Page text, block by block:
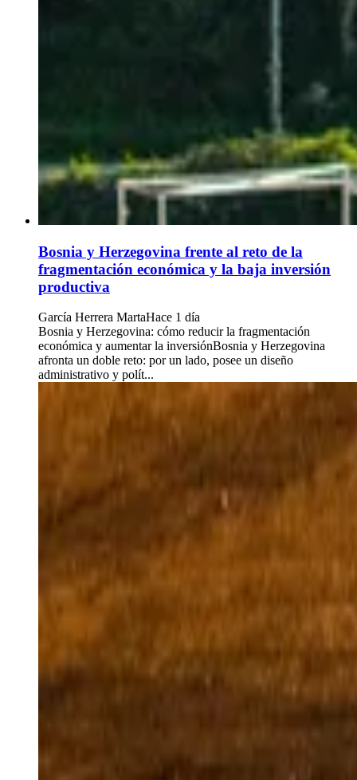
Bosnia y Herzegovina frente al reto de la
fragmentación económica y la baja inversión
productiva
García Herrera MartaHace 1 día
Bosnia y Herzegovina: cómo reducir la fragmentación
económica y aumentar la inversiónBosnia y Herzegovina
afronta un doble reto: por un lado, posee un diseño
administrativo y polít...